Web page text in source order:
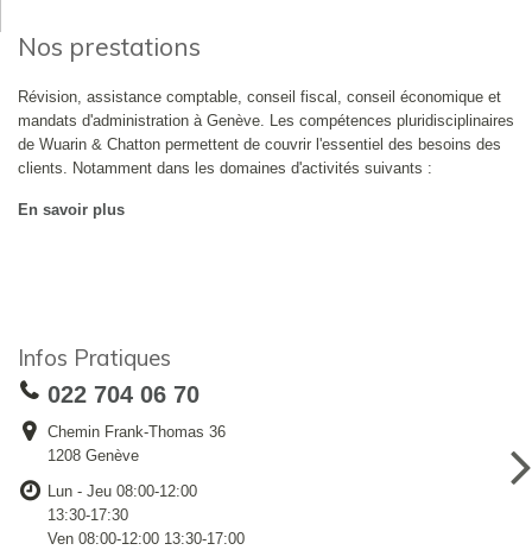
Nos prestations
Révision, assistance comptable, conseil fiscal, conseil économique et
mandats d'administration à Genève. Les compétences pluridisciplinaires
de Wuarin & Chatton permettent de couvrir l'essentiel des besoins des
clients. Notamment dans les domaines d'activités suivants :
En savoir plus
Infos Pratiques
022 704 06 70
Chemin Frank-Thomas 36
1208 Genève
Lun - Jeu 08:00-12:00
13:30-17:30
Ven 08:00-12:00 13:30-17:00